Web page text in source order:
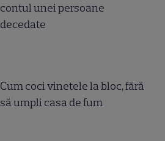
contul unei persoane
decedate
Cum coci vinetele la bloc, fără
să umpli casa de fum